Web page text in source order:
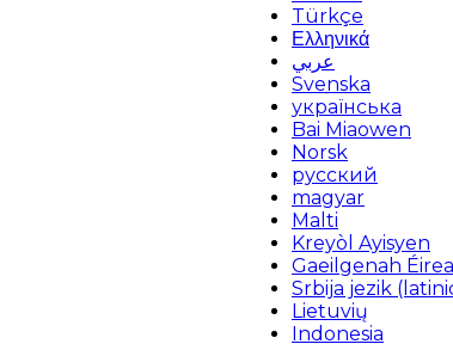
Türkçe
Ελληνικά
عربي
Svenska
українська
Bai Miaowen
Norsk
русский
magyar
Malti
Kreyòl Ayisyen
Gaeilgenah
Srbija jezik
Lietuvių
Indonesia